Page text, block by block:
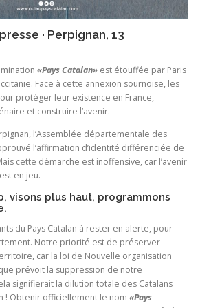
· Perpignan, 13
«Pays Catalan» est étouffée par Paris
Face à cette annexion sournoise, les
protéger leur existence en France,
et construire l’avenir.
l’Assemblée départementale des
l’affirmation d’identité différenciée de
cette démarche est inoffensive, car l’avenir
en jeu.
visons plus haut, programmons
du Pays Catalan à rester en alerte, pour
Notre priorité est de préserver
car la loi de Nouvelle organisation
prévoit la suppression de notre
signifierait la dilution totale des Catalans
! Obtenir officiellement le nom «Pays